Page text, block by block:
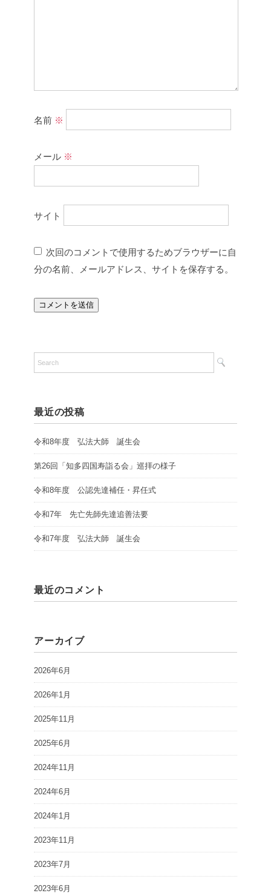
名前 ※
メール ※
サイト
次回のコメントで使用するためブラウザーに自
分の名前、メールアドレス、サイトを保存する。
最近の投稿
令和8年度 弘法大師 誕生会
第26回「知多四国寿詣る会」巡拝の様子
令和8年度 公認先達補任・昇任式
令和7年 先亡先師先達追善法要
令和7年度 弘法大師 誕生会
最近のコメント
アーカイブ
2026年6月
2026年1月
2025年11月
2025年6月
2024年11月
2024年6月
2024年1月
2023年11月
2023年7月
2023年6月